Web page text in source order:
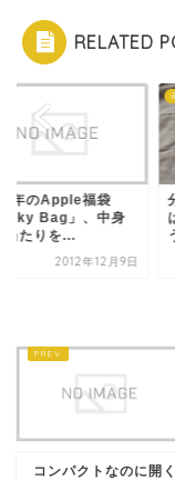
RELATED
年のApple福袋
Bag」、中身
当たりを...
2012年12月9日
コンパクトなのに開